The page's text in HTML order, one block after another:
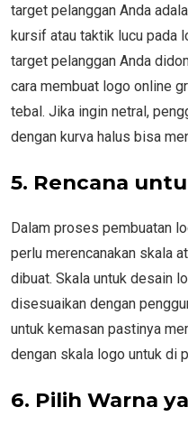
target pelanggan Anda
kursif atau taktik lucu pada
target pelanggan Anda
cara membuat logo online
tebal. Jika ingin netral,
dengan kurva halus bisa
5. Rencana
Dalam proses pembuatan
perlu merencanakan skala
dibuat. Skala untuk desain
disesuaikan dengan
untuk kemasan pastinya
dengan skala logo untuk di
6. Pilih Warna